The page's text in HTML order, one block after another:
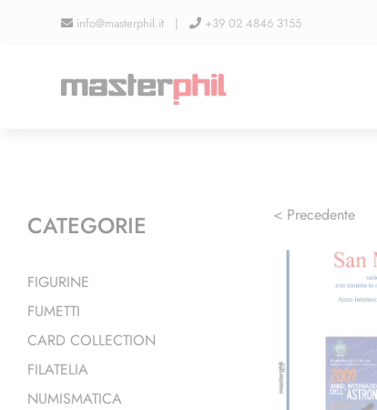
info@masterphil.it | +39 02 4846 3155
< Precedente
CATEGORIE
FIGURINE
FUMETTI
CARD COLLECTION
FILATELIA
NUMISMATICA